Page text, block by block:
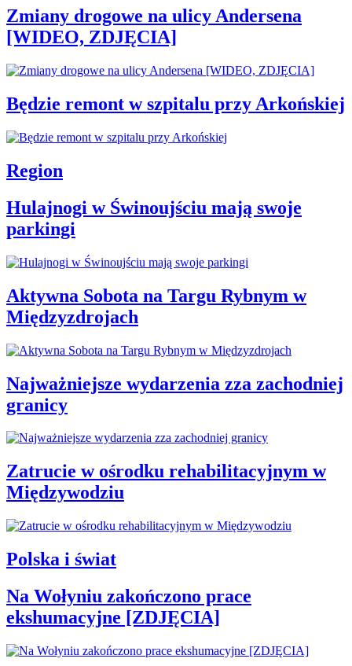
Zmiany drogowe na ulicy Andersena
[WIDEO, ZDJĘCIA]
Będzie remont w szpitalu przy Arkońskiej
Region
Hulajnogi w Świnoujściu mają swoje
parkingi
Aktywna Sobota na Targu Rybnym w
Międzyzdrojach
Najważniejsze wydarzenia zza zachodniej
granicy
Zatrucie w ośrodku rehabilitacyjnym w
Międzywodziu
Polska i świat
Na Wołyniu zakończono prace
ekshumacyjne [ZDJĘCIA]